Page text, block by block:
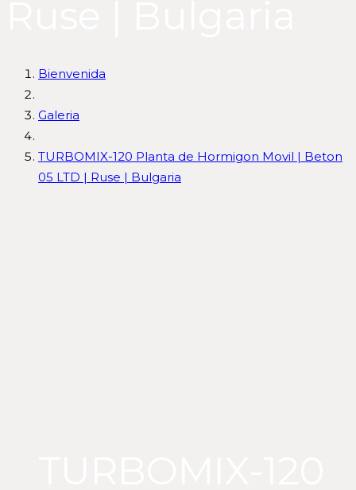
Bienvenida
Galeria
TURBOMIX-120 Planta de Hormigon Movil | Beton
05 LTD | Ruse | Bulgaria